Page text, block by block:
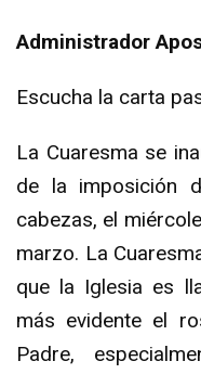
Administrador
Escucha la carta
La Cuaresma se
de la imposición
cabezas, el
marzo. La
que la Iglesia es
más evidente el
Padre,